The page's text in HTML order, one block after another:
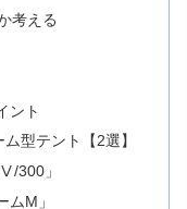
考える
ント
型テント【2選】
300」
M」